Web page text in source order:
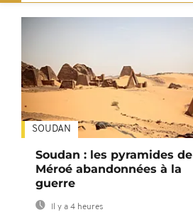
SOUDAN
Soudan : les pyramides de
Méroé abandonnées à la
guerre
Il y a 4 heures